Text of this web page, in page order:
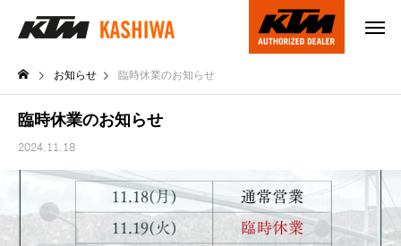
お知らせ 臨時休業のお知らせ
臨時休業のお知らせ
2024.11.18